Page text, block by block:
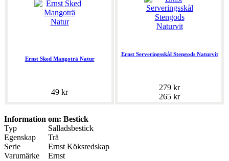
Ernst Sked Mangoträ Natur
49 kr
Ernst Serveringsskål Stengods Naturvit
279 kr
265 kr
Information om: Bestick
Typ
Salladsbestick
Egenskap
Trä
Serie
Ernst Köksredskap
Varumärke
Ernst